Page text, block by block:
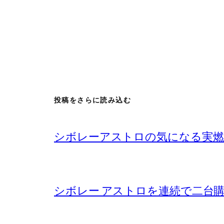
投稿をさらに読み込む
シボレーアストロの気になる実
シボレー アストロを連続で二台購